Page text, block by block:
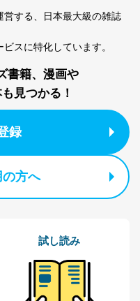
する、
日本最大級の雑誌
スに特化しています。
書籍、漫画や
見つかる！
録
方へ
試し読み